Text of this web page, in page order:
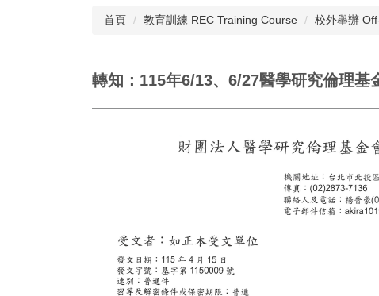
首頁 教育訓練 REC Training Course 校外舉辦
轉知：115年6/13、6/27醫學研究倫理基